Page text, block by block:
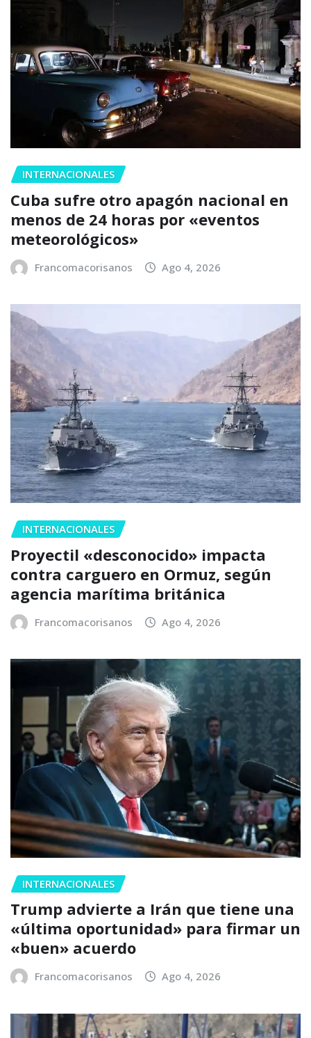
INTERNACIONALES
Cuba sufre otro apagón nacional en
menos de 24 horas por «eventos
meteorológicos»
Francomacorisanos Ago 4, 2026
INTERNACIONALES
Proyectil «desconocido» impacta
contra carguero en Ormuz, según
agencia marítima británica
Francomacorisanos Ago 4, 2026
INTERNACIONALES
Trump advierte a Irán que tiene una
«última oportunidad» para firmar un
«buen» acuerdo
Francomacorisanos Ago 4, 2026